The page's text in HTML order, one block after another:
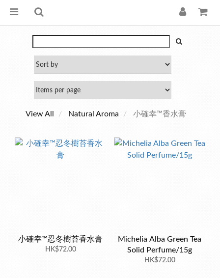
View All Natural Aroma 小確幸™香水膏
小確幸™忍冬樹苔香水膏
HK$72.00
Michelia Alba Green Tea
Solid Perfume/15g
HK$72.00